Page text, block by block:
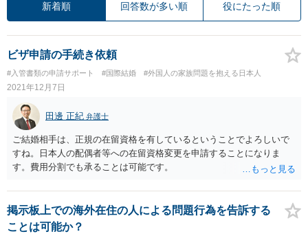
新着順 回答数が多い順 役にたった順
ビザ申請の手続き依頼
#入管書類の申請サポート #国際結婚 #外国人の家族問題を抱える日本人
2021年12月7日
田邊 正紀 弁護士
ご結婚相手は、正規の在留資格を有しているということでよろしいで
すね。日本人の配偶者等への在留資格変更を申請することになりま
す。費用分割でも承ることは可能です。
掲示板上での海外在住の人による問題行為を告訴する
ことは可能か？